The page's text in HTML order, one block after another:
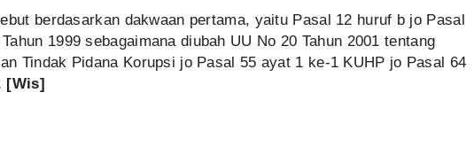
berdasarkan dakwaan pertama, yaitu Pasal 12 huruf b jo Pasal
1999 sebagaimana diubah UU No 20 Tahun 2001 tentang
Tindak Pidana Korupsi jo Pasal 55 ayat 1 ke-1 KUHP jo Pasal 64
[Wis]